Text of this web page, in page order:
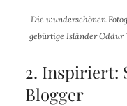
Die wunderschönen
gebürtige Isländer
2. Inspiriert:
Blogger